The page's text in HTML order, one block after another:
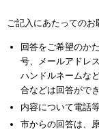
ご記入にあたってのお
回答をご希望のか
号、メールアドレ
ハンドルネームな
合などは回答がで
内容について電話
市からの回答は、